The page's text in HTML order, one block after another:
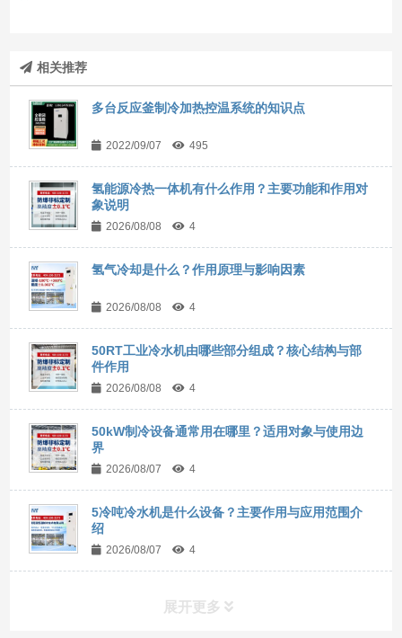
相关推荐
多台反应釜制冷加热控温系统的知识点
2022/09/07 495
氢能源冷热一体机有什么作用？主要功能和作用对
象说明
2026/08/08 4
氢气冷却是什么？作用原理与影响因素
2026/08/08 4
50RT工业冷水机由哪些部分组成？核心结构与部
件作用
2026/08/08 4
50kW制冷设备通常用在哪里？适用对象与使用边
界
2026/08/07 4
5冷吨冷水机是什么设备？主要作用与应用范围介
绍
2026/08/07 4
展开更多